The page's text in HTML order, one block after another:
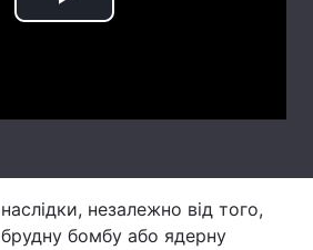
Play
незалежно від того,
бомбу або ядерну